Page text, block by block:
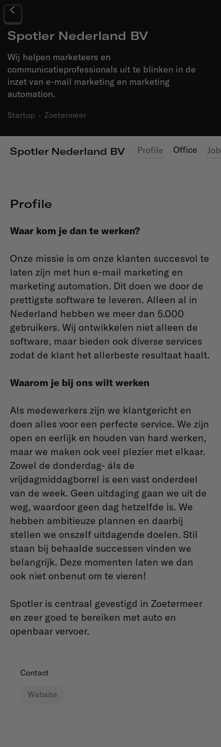
Spotler Nederland BV
Wij helpen marketeers en
communicatieprofessionals uit te blinken in de
inzet van e-mail marketing en marketing
automation.
Startup · Zoetermeer
Spotler Nederland BV Profile Office
Profile
Waar kom je dan te werken?
Onze missie is om onze klanten succesvol te
laten zijn met hun e-mail marketing en
marketing automation. Dit doen we door de
prettigste software te leveren. Alleen al in
Nederland hebben we meer dan 5.000
gebruikers. Wij ontwikkelen niet alleen de
software, maar bieden ook diverse services
zodat de klant het allerbeste resultaat haalt.
Waarom je bij ons wilt werken
Als medewerkers zijn we klantgericht en
doen alles voor een perfecte service. We zijn
open en eerlijk en houden van hard werken,
maar we maken ook veel plezier met elkaar.
Zowel de donderdag- áls de
vrijdagmiddagborrel is een vast onderdeel
van de week. Geen uitdaging gaan we uit de
weg, waardoor geen dag hetzelfde is. We
hebben ambitieuze plannen en daarbij
stellen we onszelf uitdagende doelen. Stil
staan bij behaalde successen vinden we
belangrijk. Deze momenten laten we dan
ook niet onbenut om te vieren!
Spotler is centraal gevestigd in Zoetermeer
en zeer goed te bereiken met auto en
openbaar vervoer.
Contact
Website